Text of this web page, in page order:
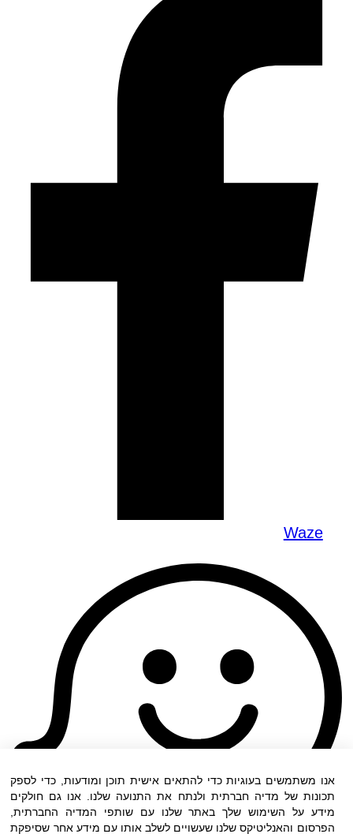
Waze
אנו משתמשים בעוגיות כדי להתאים אישית תוכן ומודעות, כדי לספק
תכונות של מדיה חברתית ולנתח את התנועה שלנו. אנו גם חולקים
מידע על השימוש שלך באתר שלנו עם שותפי המדיה החברתית,
הפרסום והאנליטיקס שלנו שעשויים לשלב אותו עם מידע אחר שסיפקת